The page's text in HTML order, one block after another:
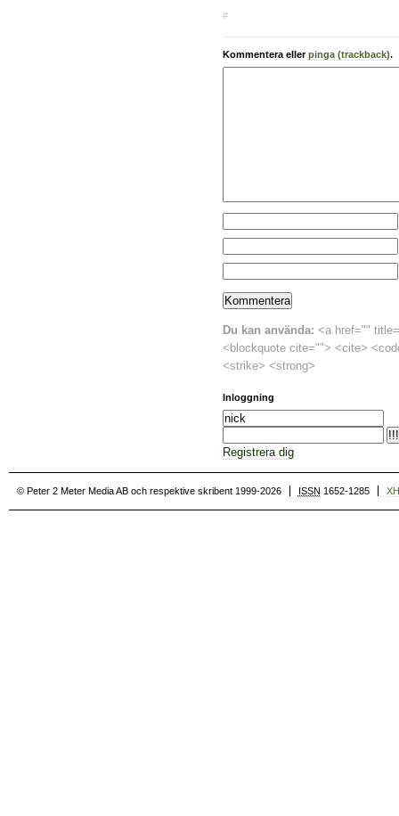
#
Kommentera ellerpinga (trackback).
Du kan använda: <a href=""
<blockquote cite=""> <cite>
<strike> <strong>
Inloggning
Registrera dig
© Peter 2 Meter Media AB och respektive skribent 1999-2026 ISSN 1652-1285